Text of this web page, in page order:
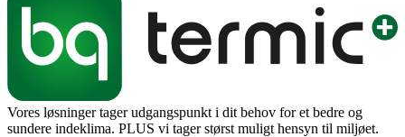
Vores løsninger tager udgangspunkt i dit behov for et bedre og
sundere indeklima. PLUS vi tager størst muligt hensyn til miljøet.